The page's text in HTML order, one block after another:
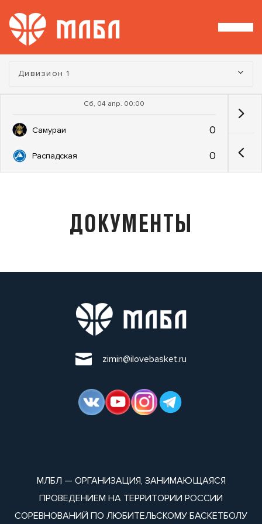
Турнир:
Дивизион 1
Сб, 04 апр. 00:00
Самураи 0
Распадская 0
ДОКУМЕНТЫ
zimin@ilovebasket.ru
МЛБЛ — ОРГАНИЗАЦИЯ, ЗАНИМАЮЩАЯСЯ
ПРОВЕДЕНИЕМ НА ТЕРРИТОРИИ РОССИИ
СОРЕВНОВАНИЙ ПО ЛЮБИТЕЛЬСКОМУ БАСКЕТБОЛУ